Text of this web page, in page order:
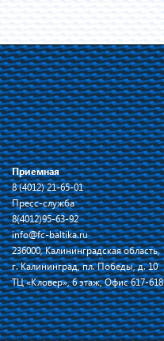
Приемная
8 (4012) 21-65-01
Пресс-служба
8(4012)95-63-92
info@fc-baltika.ru
236000, Калининградская область,
г. Калининград, пл. Победы, д. 10
ТЦ «Кловер», 6 этаж, Офис 617-618